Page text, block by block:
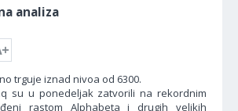
analiza
trguje iznad nivoa od 6300.
su u ponedeljak zatvorili na rekordnim
rastom Alphabeta i drugih velikih